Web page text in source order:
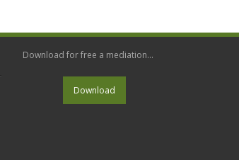
Download for free a mediation...